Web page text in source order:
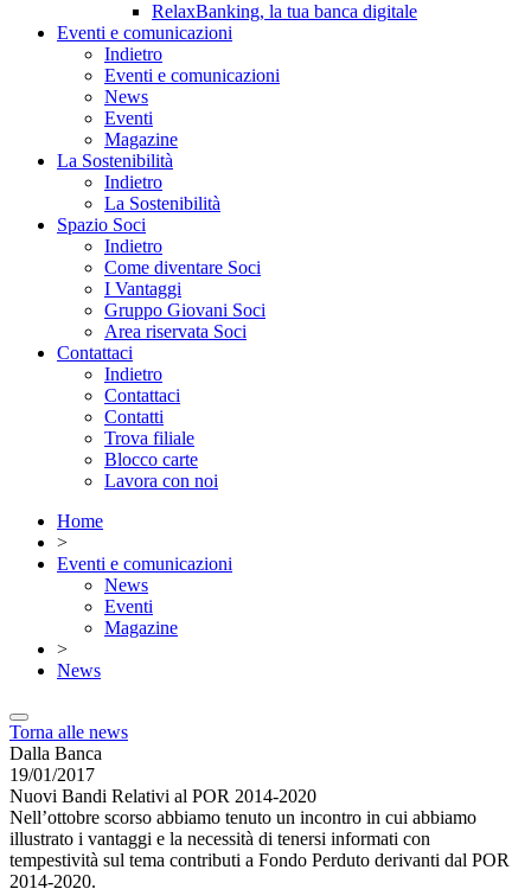
RelaxBanking, la tua banca digitale
Eventi e comunicazioni
Indietro
Eventi e comunicazioni
News
Eventi
Magazine
La Sostenibilità
Indietro
La Sostenibilità
Spazio Soci
Indietro
Come diventare Soci
I Vantaggi
Gruppo Giovani Soci
Area riservata Soci
Contattaci
Indietro
Contattaci
Contatti
Trova filiale
Blocco carte
Lavora con noi
Home
>
Eventi e comunicazioni
News
Eventi
Magazine
>
News
Torna alle news
Dalla Banca
19/01/2017
Nuovi Bandi Relativi al POR 2014-2020
Nell’ottobre scorso abbiamo tenuto un incontro in cui abbiamo
illustrato i vantaggi e la necessità di tenersi informati con
tempestività sul tema contributi a Fondo Perduto derivanti dal POR
2014-2020.